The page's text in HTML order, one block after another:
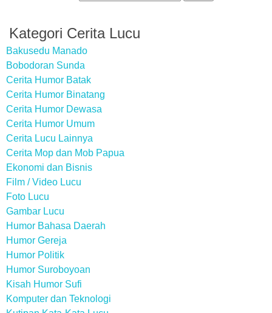
Kategori Cerita Lucu
Bakusedu Manado
Bobodoran Sunda
Cerita Humor Batak
Cerita Humor Binatang
Cerita Humor Dewasa
Cerita Humor Umum
Cerita Lucu Lainnya
Cerita Mop dan Mob Papua
Ekonomi dan Bisnis
Film / Video Lucu
Foto Lucu
Gambar Lucu
Humor Bahasa Daerah
Humor Gereja
Humor Politik
Humor Suroboyoan
Kisah Humor Sufi
Komputer dan Teknologi